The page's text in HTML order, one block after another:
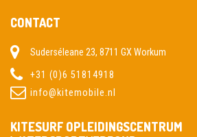
CONTACT
Suderséleane 23, 8711 GX Workum
+31 (0)6 51814918
info@kitemobile.nl
KITESURF OPLEIDINGSCENTRUM